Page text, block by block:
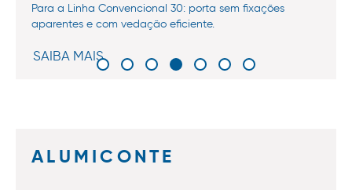
Para a Linha Convencional 30: porta sem fixações
aparentes e com vedação eficiente.
SAIBA MAIS
ALUMICONTE